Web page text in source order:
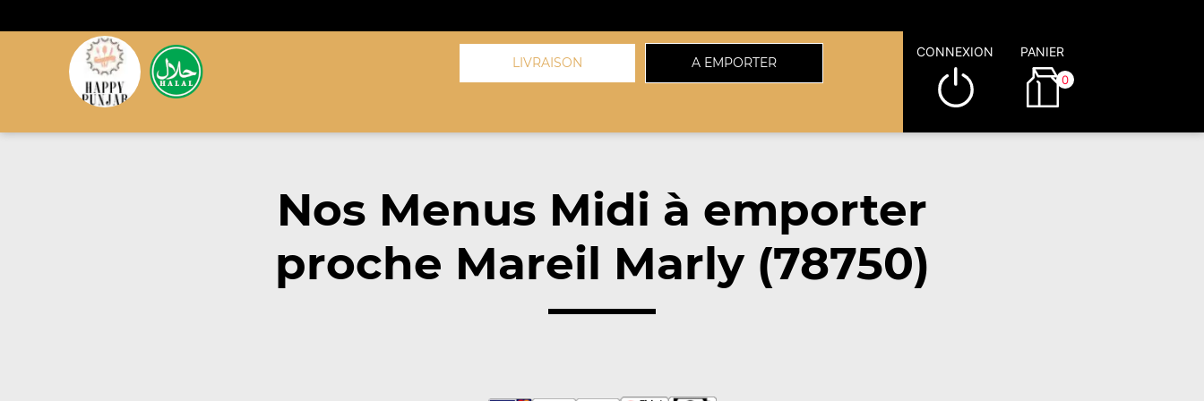
LIVRAISON A EMPORTER
CONNEXION PANIER
0
Nos Menus Midi à emporter
proche Mareil Marly (78750)